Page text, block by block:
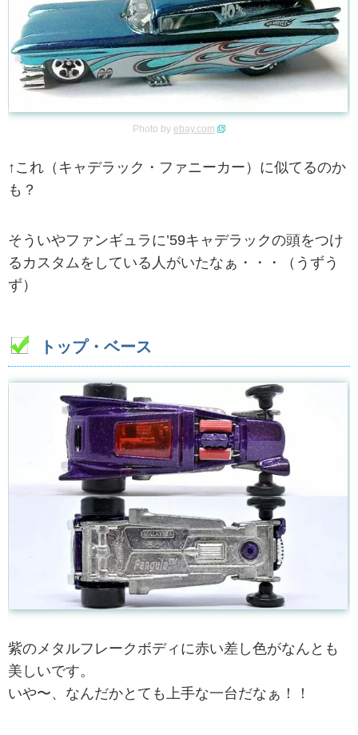
Photo by ebay.com
↑これ（キャデラック・ファニーカー）に似てるのか
も？
そういやファンギュラに’59キャデラックの頭をつけ
るカスタムをしている人がいたなぁ・・・（うずう
ず）
トップ・ベース
紫のメタルフレークボディに赤い差し色がなんとも
美しいです。
いや〜、なんだかとても上手な一台だなぁ！！